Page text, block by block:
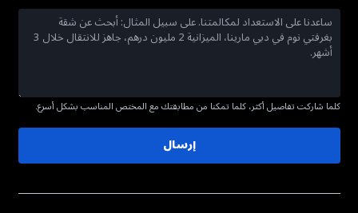
كلما شاركت تفاصيل أكثر، كلما تمكنا من مطابقتك مع المختص المناسب بشكل أسرع.
إرسال